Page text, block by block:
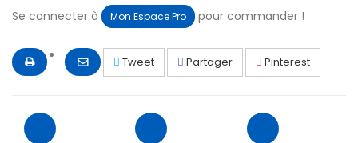
Se connecter à Mon Espace Pro pour commander !
Tweet Partager Pinterest